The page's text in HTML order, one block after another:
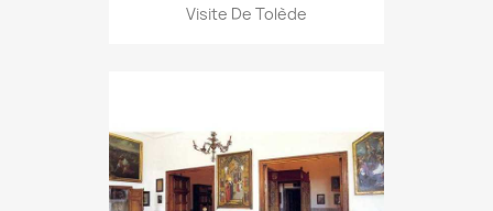
Visite De Tolède